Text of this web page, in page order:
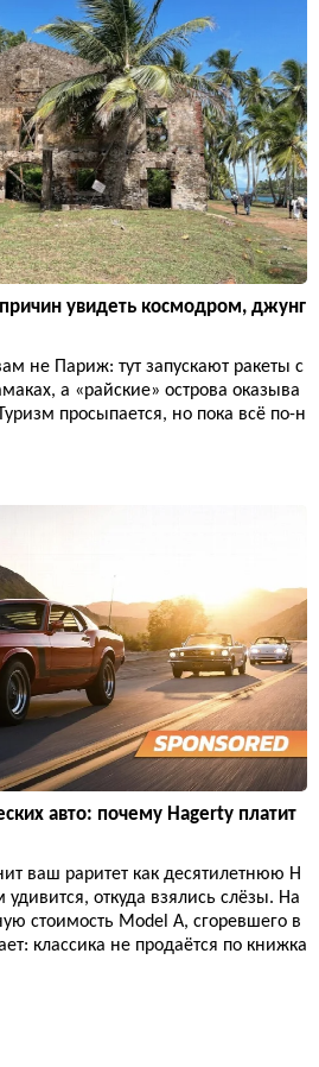
увидеть космодром, джунг
не Париж: тут запускают ракеты с
а «райские» острова оказыва
просыпается, но пока всё по-н
авто: почему Hagerty платит
ваш раритет как десятилетнюю H
откуда взялись слёзы. Ha
стоимость Model A, сгоревшего в
классика не продаётся по книжка